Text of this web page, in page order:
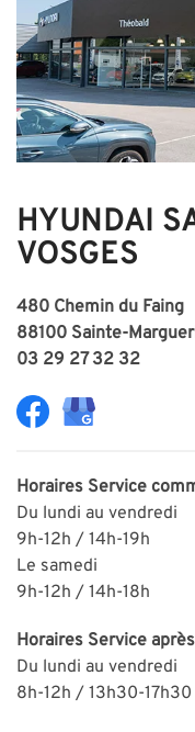
HYUNDAI
VOSGES
480 Chemin du Faing
88100 Sainte-
03 29 27 32 32
Horaires Service
Du lundi au vendredi
9h-12h / 14h-19h
Le samedi
9h-12h / 14h-18h
Horaires Service
Du lundi au vendredi
8h-12h / 13h30-17h30